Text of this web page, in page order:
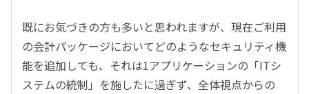
既にお気づきの方も多いと思われますが、現在ご利用
の会計パッケージにおいてどのようなセキュリティ機
能を追加しても、それは1アプリケーションの「ITシ
ステムの統制」を施したに過ぎず、全体視点からの